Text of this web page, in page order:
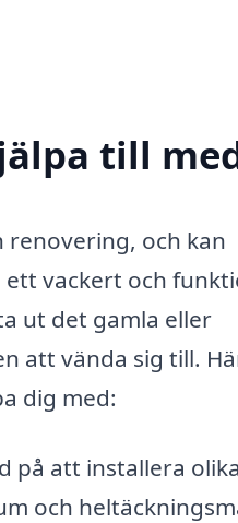
till
renovering, och kan
vackert och
ut det gamla eller
att vända sig till.
dig med:
på att installera olika
och